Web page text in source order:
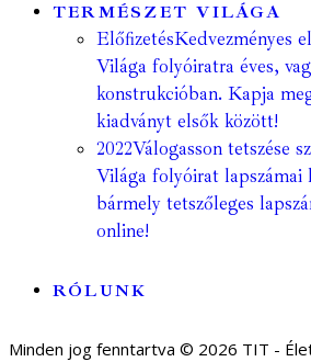
TERMÉSZET VILÁGA
ElőfizetésKedvezményes
Világa folyóiratra éves,
konstrukcióban. Kapja
kiadványt elsők között!
2022Válogasson tetszése
Világa folyóirat lapszámai
bármely tetszőleges
online!
RÓLUNK
Minden jog fenntartva © 2026 TIT -